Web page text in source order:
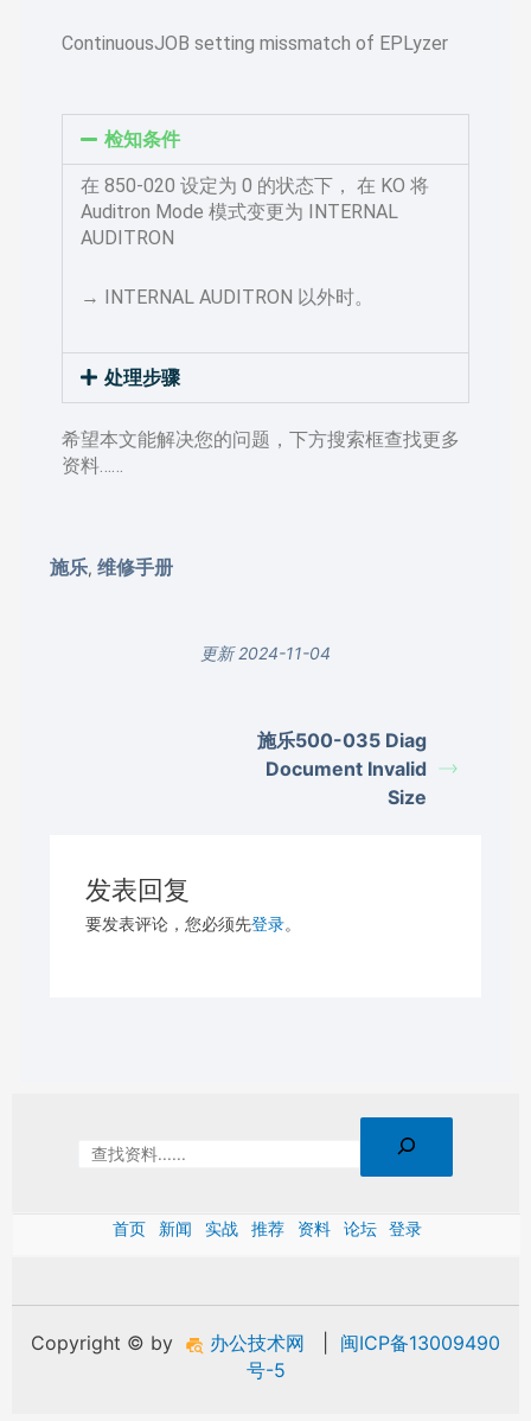
ContinuousJOB setting missmatch of EPLyzer
检知条件
在 850-020 设定为 0 的状态下， 在 KO 将
Auditron Mode 模式变更为 INTERNAL
AUDITRON
→ INTERNAL AUDITRON 以外时。
处理步骤
希望本文能解决您的问题，下方搜索框查找更多
资料……
施乐,维修手册
更新 2024-11-04
施乐500-035 Diag
Document Invalid
Size
发表回复
要发表评论，您必须先登录。
首页 新闻 实战 推荐 资料 论坛 登录
Copyright © by 办公技术网
闽ICP备13009490
号-5